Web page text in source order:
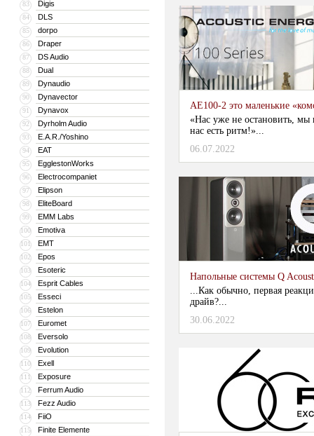
83 Digis
84 DLS
85 dorpo
86 Draper
87 DS Audio
88 Dual
89 Dynaudio
90 Dynavector
91 Dynavox
92 Dyrholm Audio
93 E.A.R./Yoshino
94 EAT
95 EgglestonWorks
96 Electrocompaniet
97 Elipson
98 EliteBoard
99 EMM Labs
100 Emotiva
101 EMT
102 Epos
103 Esoteric
104 Esprit Cables
105 Esseci
106 Estelon
107 Euromet
108 Eversolo
109 Evolution
110 Exell
111 Exposure
112 Ferrum Audio
113 Fezz Audio
114 FiiO
115 Finite Elemente
AE100-2 это маленькие
«Нас уже не остановить, мы
нас есть ритм!»...
06.07.2022
Напольные системы Q
...Как обычно, первая
драйв?...
30.06.2022